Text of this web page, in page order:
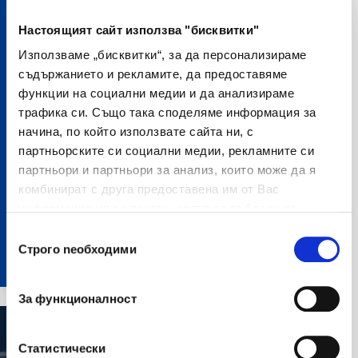
Настоящият сайт използва "бисквитки"
Използваме „бисквитки“, за да персонализираме
съдържанието и рекламите, да предоставяме
функции на социални медии и да анализираме
трафика си. Също така споделяме информация за
начина, по който използвате сайта ни, с
партньорските си социални медии, рекламните си
партньори и партньори за анализ, които може да я
комбинират с друга предоставена им от Вас
Строго nеобходими
За функционалност
Статистически
20 май 2026
мен идва от работата в екип и
споделя Марина Ведър